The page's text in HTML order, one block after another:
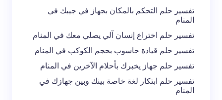
احفظ اسمي والبريد الإلكتروني في هذا المتصفح
لاستخدامه في المرة المقبلة في تعليقي.
تفسير حلم التحكم بالمكان بجهاز في جيبك في
المنام
تفسير حلم اختراع إنسان آلي يصلي معك في المنام
تفسير حلم قيادة حاسوب بحجم الكوكب في المنام
تفسير حلم جهاز يخبرك بأحلام الآخرين في المنام
تفسير حلم ابتكار لغة خاصة بينك وبين جهازك في
المنام